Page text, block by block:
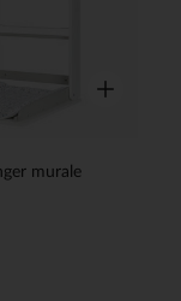
Aperçu
murale